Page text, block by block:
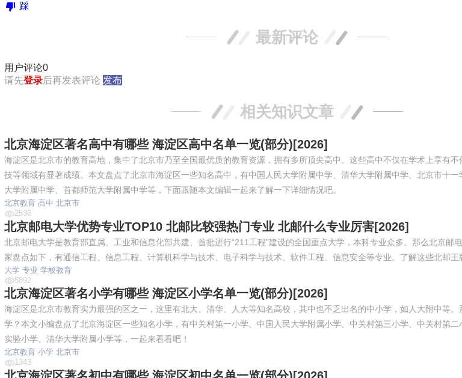
踩
最新评论
用户评论0
请先登录后再发表评论 发布
相关知识文章
北京海淀区著名高中有哪些 海淀区高中名单一览(部分)[2026]
海淀区是北京市的教育高地，集中了北京市乃至全国最优质的教育资源，拥有多所顶尖高中。这些高中不仅在学术上享有
技等领域有显著成绩。本文盘点了北京市海淀区一些知名高中，有中国人民大学附属中学、清华大学附属中学、北京市十
大学附属中学、首都师范大学附属中学等，下面跟随本文编辑一起来了解一下详细情况吧。
北京教育 高中 北京市
2536
北京邮电大学优势专业TOP10 北邮比较强热门专业 北邮什么专业厉害[2026]
北京邮电大学是教育部直属、工业和信息化部共建、首批进行“211工程”建设的全国重点大学，本科专业众多。那么北京邮
家盘点如下，有通信工程、信息工程、计算机科学与技术、电子科学与技术、软件工程、信息安全等专业。了解这些北邮王
大学 专业 学校教育
5892
北京海淀区著名小学有哪些 海淀区小学名单一览(部分)[2026]
海淀区是北京市教育实力最强的区之一，这里有北大、清华、人大等知名高校，其中也不乏出名的中小学，如人大附中等
学？本文小编盘点了北京海淀区一些知名小学，有中关村第一小学、中国人民大学附属小学、中关村第三小学、中关村第
实验小学、清华大学附属小学等，一起来看看吧！
北京教育 小学 北京市
1343